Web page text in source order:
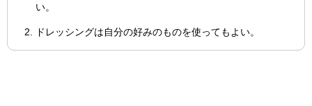
い。
ドレッシングは自分の好みのものを使ってもよい。